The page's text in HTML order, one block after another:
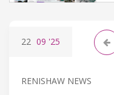
22 09 '25
RENISHAW NEWS